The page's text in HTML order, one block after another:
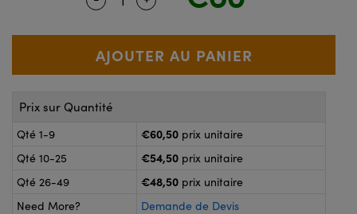
de Poche ou à Mesure Directe
: Caméras
Optiques Lightpath
Prix sur Quantité
Qté 1-9 €60,50 prix unitaire
Qté 10-25
€54,50 prix unitaire
Qté 26-49
€48,50 prix unitaire
Need More?
Demande de Devis